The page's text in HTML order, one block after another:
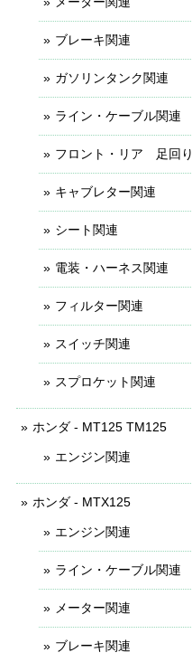
ブレーキ関連
ガソリンタンク関連
ライン・ケーブル関連
フロント・リア 足回り
キャブレター関連
シート関連
電装・ハーネス関連
フィルター関連
スイッチ関連
スプロケット関連
ホンダ - MT125 TM125
エンジン関連
ホンダ - MTX125
エンジン関連
ライン・ケーブル関連
メーター関連
ブレーキ関連